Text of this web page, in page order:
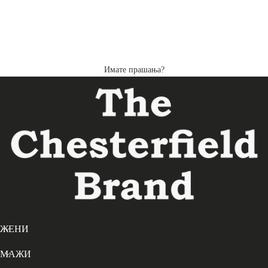
Имате прашања?
ЖЕНИ
МАЖИ